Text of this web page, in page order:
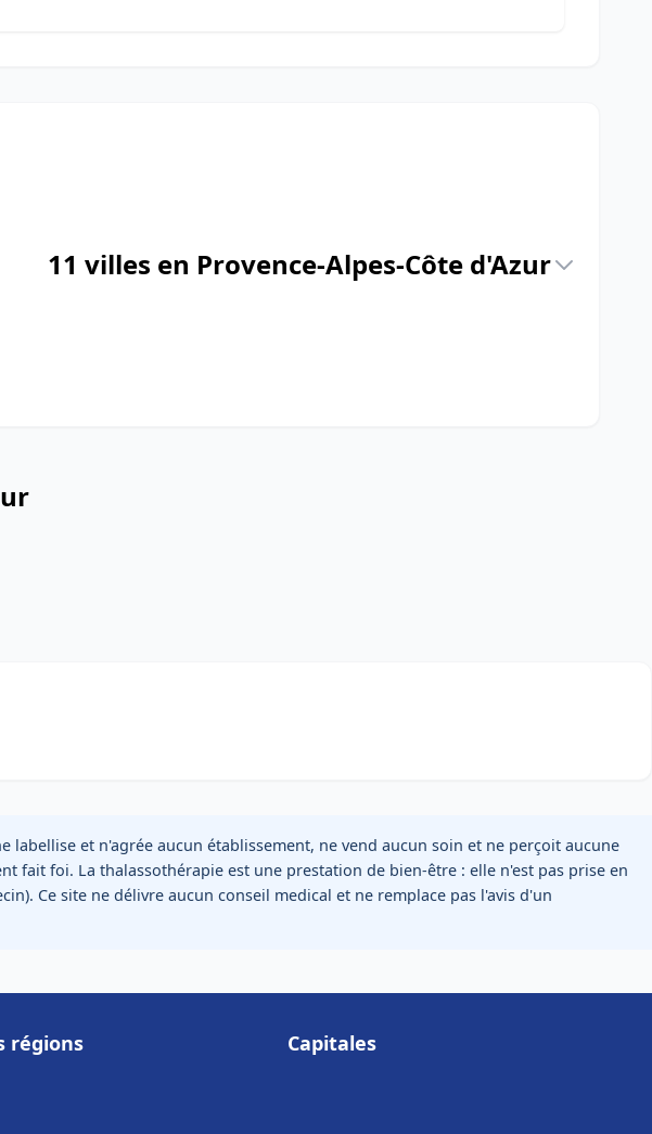
11 villes en Provence-Alpes-Côte d'Azur
et n'agrée aucun établissement, ne vend aucun soin et ne perçoit aucune
fait foi. La thalassothérapie est une prestation de bien-être : elle n'est pas prise en
Ce site ne délivre aucun conseil medical et ne remplace pas l'avis d'un
régions Capitales